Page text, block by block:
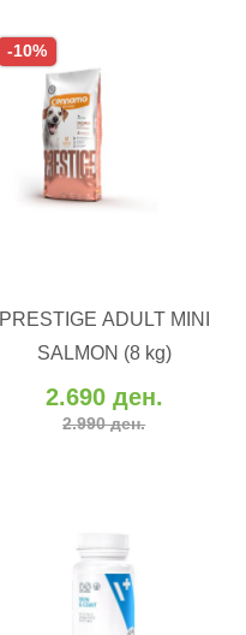
-10%
PRESTIGE ADULT MINI
SALMON (8 kg)
2.690 ден.
2.990 ден.
Додај во желби
Додај за споредба